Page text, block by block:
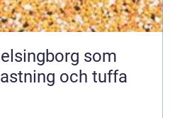
som
och tuffa